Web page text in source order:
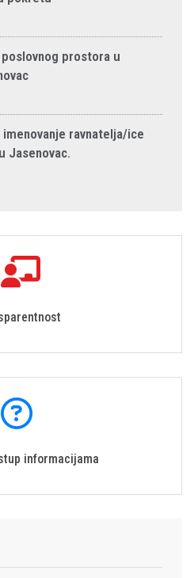
prostora u
ravnatelja/ice
Jasenovac.
informacijama